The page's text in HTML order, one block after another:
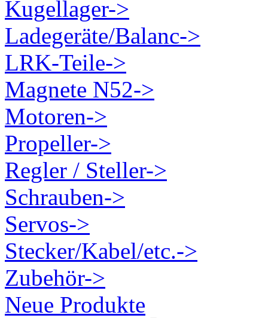
Kugellager->
Ladegeräte/Balanc->
LRK-Teile->
Magnete N52->
Motoren->
Propeller->
Regler / Steller->
Schrauben->
Servos->
Stecker/Kabel/etc.->
Zubehör->
Neue Produkte